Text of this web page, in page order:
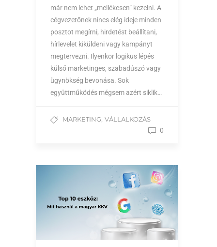
már nem lehet „mellékesen” kezelni. A
cégvezetőnek nincs elég ideje minden
posztot megírni, hirdetést beállítani,
hírlevelet kiküldeni vagy kampányt
megtervezni. Ilyenkor logikus lépés
külső marketinges, szabadúszó vagy
ügynökség bevonása. Sok
együttműködés mégsem azért siklik…
MARKETING, VÁLLALKOZÁS
0